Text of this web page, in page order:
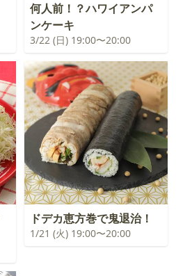
何人前！？ハワイアンパ
ンケーキ
3/22 (日) 19:00〜20:00
ドデカ恵方巻で鬼退治！
1/21 (火) 19:00〜20:00